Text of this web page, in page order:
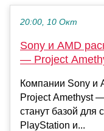
20:00, 10 Окт
Sony и AMD
— Project
Компании Sony и
Project Amethyst
станут базой для
PlayStation и...